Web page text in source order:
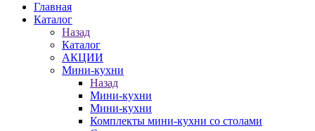
Главная
Каталог
Назад
Каталог
АКЦИИ
Мини-кухни
Назад
Мини-кухни
Мини-кухни
Комплекты мини-кухни со столами